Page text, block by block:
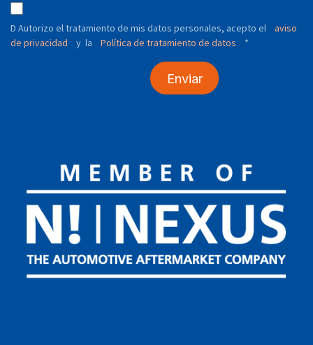
D Autorizo ​​el tratamiento de mis datos personales, acepto el
aviso
de privacidad
y la Política de tratamiento de datos *
Enviar